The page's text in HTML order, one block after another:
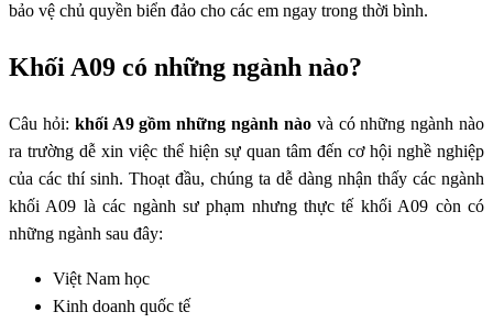
bảo vệ chủ quyền biển đảo cho các em ngay trong thời bình.
Khối A09 có những ngành nào?
Câu hỏi: khối A9 gồm những ngành nàovà có những ngành nào
ra trường dễ xin việc thể hiện sự quan tâm đến cơ hội nghề nghiệp
của các thí sinh. Thoạt đầu, chúng ta dễ dàng nhận thấy các ngành
khối A09 là các ngành sư phạm nhưng thực tế khối A09 còn có
những ngành sau đây:
Việt Nam học
Kinh doanh quốc tế